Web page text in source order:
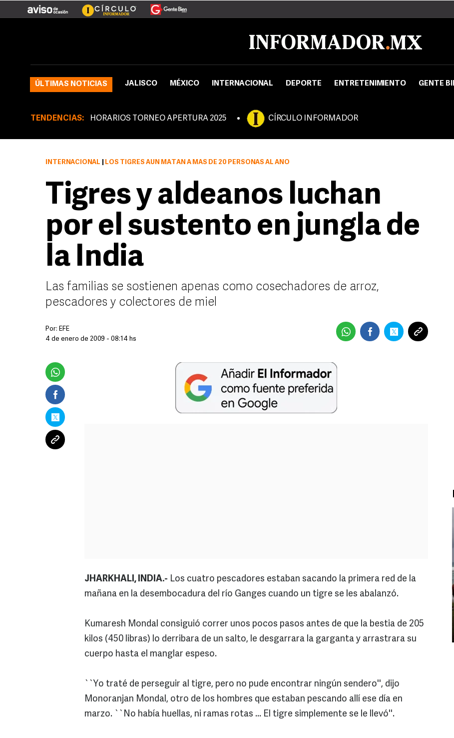
ÚLTIMAS NOTICIAS JALISCO MÉXICO INTERNACIONAL DEPORTE ENTRETENIMIENTO GENTE
TENDENCIAS: HORARIOS TORNEO APERTURA 2025 CÍRCULO INFORMADOR
INTERNACIONAL LOS TIGRES AÚN MATAN A MÁS DE 20 PERSONAS AL AÑO
Tigres y aldeanos luchan
por el sustento en jungla de
la India
Las familias se sostienen apenas como cosechadores de arroz,
pescadores y colectores de miel
Por: EFE
4 de enero de 2009 - 08:14 hs
JHARKHALI, INDIA.- Los cuatro pescadores estaban sacando la primera red de la
mañana en la desembocadura del río Ganges cuando un tigre se les abalanzó.
Kumaresh Mondal consiguió correr unos pocos pasos antes de que la bestia de 205
kilos (450 libras) lo derribara de un salto, le desgarrara la garganta y arrastrara su
cuerpo hasta el manglar espeso.
``Yo traté de perseguir al tigre, pero no pude encontrar ningún sendero'', dijo
Monoranjan Mondal, otro de los hombres que estaban pescando allí ese día en
marzo. ``No había huellas, ni ramas rotas ... El tigre simplemente se le llevó''.